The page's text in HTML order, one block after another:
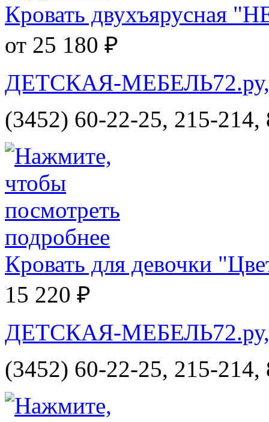
Кровать двухъярусная
от 25 180 ₽
ДЕТСКАЯ-МЕБЕЛЬ72.ру,
(3452) 60-22-25, 215-
Кровать для девочки
15 220 ₽
ДЕТСКАЯ-МЕБЕЛЬ72.ру,
(3452) 60-22-25, 215-